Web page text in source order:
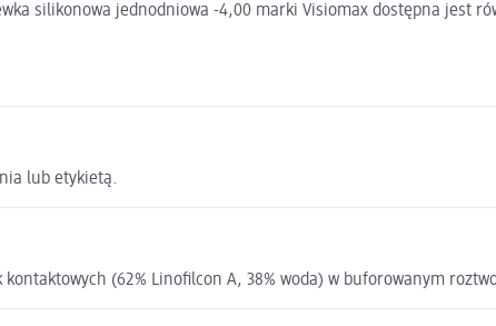
silikonowa jednodniowa -4,00 marki Visiomax dostępna jest
lub etykietą.
(62% Linofilcon A, 38% woda) w buforowanym